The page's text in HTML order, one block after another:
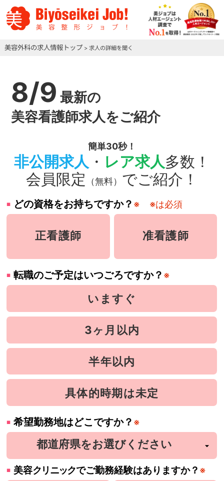
美容外科の求人情報トップ > 求人の詳細を聞く
8/9 最新の
美容看護師求人をご紹介
簡単30秒！
非公開求人 ・ レア求人多数！
会員限定
（無料） でご紹介！
どの資格をお持ちですか？ ※ ※は必須
正看護師 准看護師
転職のご予定はいつごろですか？ ※
いますぐ
3ヶ月以内
半年以内
具体的時期は未定
希望勤務地はどこですか？ ※
美容クリニックでご勤務経験はありますか？ ※